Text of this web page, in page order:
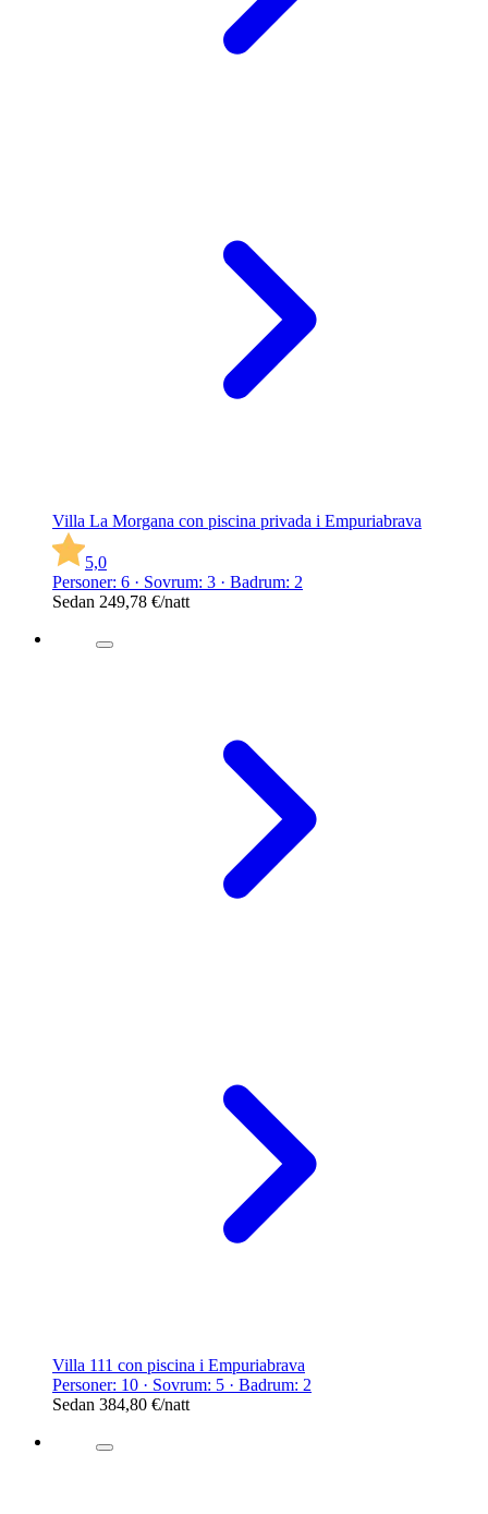
Villa La Morgana con piscina privada i Empuriabrava
5,0
Personer: 6 · Sovrum: 3 · Badrum: 2
Sedan 249,78 €/natt
Villa 111 con piscina i Empuriabrava
Personer: 10 · Sovrum: 5 · Badrum: 2
Sedan 384,80 €/natt